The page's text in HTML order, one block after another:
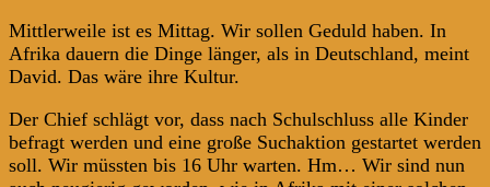
Mittlerweile ist es Mittag. Wir sollen Geduld haben. In
Afrika dauern die Dinge länger, als in Deutschland, meint
David. Das wäre ihre Kultur.
Der Chief schlägt vor, dass nach Schulschluss alle Kinder
befragt werden und eine große Suchaktion gestartet werden
soll. Wir müssten bis 16 Uhr warten. Hm… Wir sind nun